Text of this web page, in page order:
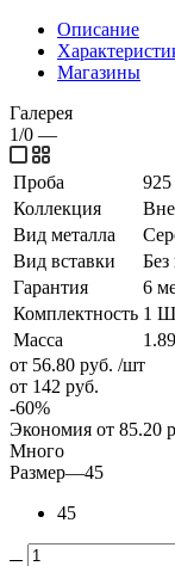
Описание
Магазины
Галерея
1/0 —
Проба
925
Коллекция
Вид металла
Вид вставки
Без
Гарантия
6
Комплектность 1
Масса
1.89
от 56.80 руб. /шт
от 142 руб.
-60%
Экономия от 85.20
Много
Размер—45
45